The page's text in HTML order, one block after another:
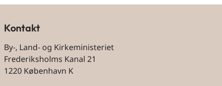
Kontakt
By-, Land- og Kirkeministeriet
Frederiksholms Kanal 21
1220 København K